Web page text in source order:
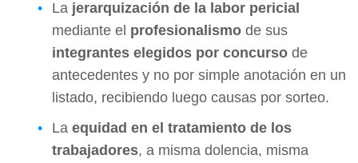
La jerarquización de la labor pericial
mediante el profesionalismo de sus
integrantes elegidos por concurso de
antecedentes y no por simple anotación en un
listado, recibiendo luego causas por sorteo.
La equidad en el tratamiento de los
trabajadores, a misma dolencia, misma